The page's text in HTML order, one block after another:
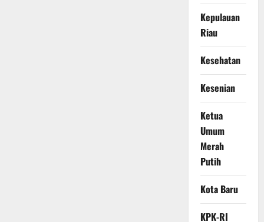
Kepulauan
Riau
Kesehatan
Kesenian
Ketua
Umum
Merah
Putih
Kota Baru
KPK-RI